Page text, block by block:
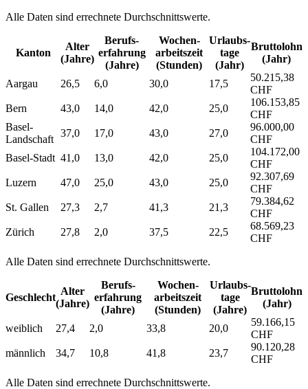
Alle Daten sind errechnete Durchschnittswerte.
Kanton
Alter
(Jahre)
Berufs­
erfahrung
(Jahre)
Wochen­
arbeitszeit
(Stunden)
Urlaubs­
tage
(Jahr)
Bruttolohn
(Jahr)
Aargau 26,5 6,0 30,0 17,5
50.215,38
CHF
Bern
43,0 14,0 42,0 25,0
106.153,85
CHF
Basel-
Landschaft
37,0 17,0 43,0 27,0
96.000,00
CHF
Basel-Stadt 41,0 13,0 42,0 25,0
104.172,00
CHF
Luzern
47,0 25,0 43,0 25,0
92.307,69
CHF
St. Gallen
27,3 2,7 41,3 21,3
79.384,62
CHF
Zürich
27,8 2,0 37,5 22,5
68.569,23
CHF
Alle Daten sind errechnete Durchschnittswerte.
Geschlecht
Alter
(Jahre)
Berufs­
erfahrung
(Jahre)
Wochen­
arbeitszeit
(Stunden)
Urlaubs­
tage
(Jahre)
Bruttolohn
(Jahr)
weiblich 27,4 2,0 33,8 20,0
59.166,15
CHF
männlich
34,7 10,8 41,8 23,7
90.120,28
CHF
Alle Daten sind errechnete Durchschnittswerte.